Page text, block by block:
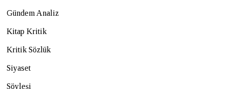
Gündem Analiz
Kitap Kritik
Kritik Sözlük
Siyaset
Söyleşi